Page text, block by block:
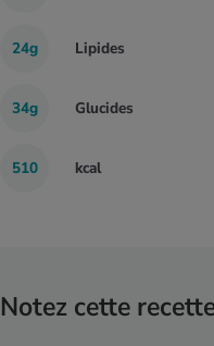
24g Lipides
34g Glucides
510 kcal
Notez cette